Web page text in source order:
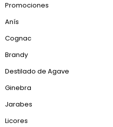
Promociones
Anís
Cognac
Brandy
Destilado de Agave
Ginebra
Jarabes
Licores